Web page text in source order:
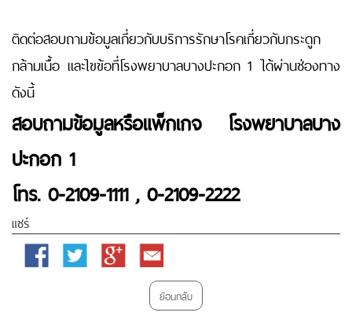
ติดต่อสอบถามข้อมูลเกี่ยวกับบริการรักษาโรคเกี่ยวกับกระดูก
กล้ามเนื้อ และไขข้อที่โรงพยาบาลบางปะกอก 1 ได้ผ่านช่องทาง
ดังนี้
สอบถามข้อมูลหรือแพ็กเกจ โรงพยาบาลบาง
ปะกอก 1
โทร. 0-2109-1111 , 0-2109-2222
แชร์
Facebook Twitter
Google
Email
ย้อนกลับ